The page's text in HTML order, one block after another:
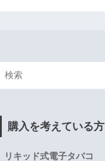
購入を考えている方
リキッド式電子タバコ